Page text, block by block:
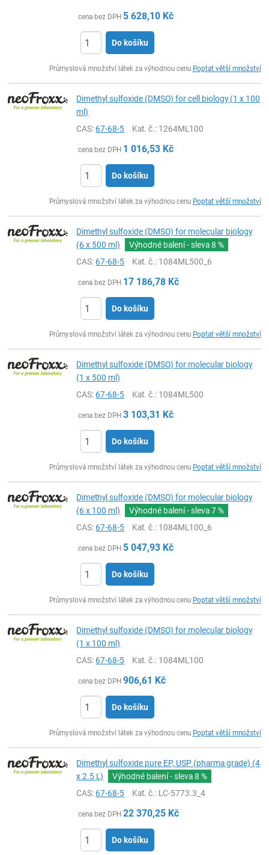
cena bez DPH 5 628,10 Kč
Do košíku
Průmyslová množství látek za výhodnou cenu Poptat větší množství
Dimethyl sulfoxide (DMSO) for cell biology (1 x 100
ml)
CAS:67-68-5 Kat. č.: 1264ML100
cena bez DPH 1 016,53 Kč
Do košíku
Průmyslová množství látek za výhodnou cenu Poptat větší množství
Dimethyl sulfoxide (DMSO) for molecular biology
(6 x 500 ml)
Výhodné balení - sleva8 %
CAS:67-68-5 Kat. č.: 1084ML500_6
cena bez DPH 17 186,78 Kč
Do košíku
Průmyslová množství látek za výhodnou cenu Poptat větší množství
Dimethyl sulfoxide (DMSO) for molecular biology
(1 x 500 ml)
CAS:67-68-5 Kat. č.: 1084ML500
cena bez DPH 3 103,31 Kč
Do košíku
Průmyslová množství látek za výhodnou cenu Poptat větší množství
Dimethyl sulfoxide (DMSO) for molecular biology
(6 x 100 ml)
Výhodné balení - sleva7 %
CAS:67-68-5 Kat. č.: 1084ML100_6
cena bez DPH 5 047,93 Kč
Do košíku
Průmyslová množství látek za výhodnou cenu Poptat větší množství
Dimethyl sulfoxide (DMSO) for molecular biology
(1 x 100 ml)
CAS:67-68-5 Kat. č.: 1084ML100
cena bez DPH 906,61 Kč
Do košíku
Průmyslová množství látek za výhodnou cenu Poptat větší množství
Dimethyl sulfoxide pure EP, USP (pharma grade) (4
x 2.5 L)
Výhodné balení - sleva8 %
CAS:67-68-5 Kat. č.: LC-5773.3_4
cena bez DPH 22 370,25 Kč
Do košíku